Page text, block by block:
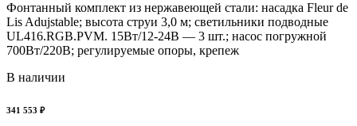
Фонтанный комплект из нержавеющей стали: насадка Fleur de
Lis Adujstable; высота струи 3,0 м; светильники подводные
UL416.RGB.PVM. 15Вт/12-24В — 3 шт.; насос погружной
700Вт/220В; регулируемые опоры, крепеж
В наличии
341 553 ₽